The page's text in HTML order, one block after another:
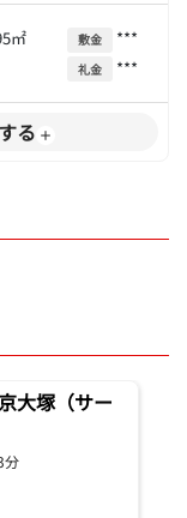
㎡ 敷金 ***
礼金 ***
る
大塚（サー
分